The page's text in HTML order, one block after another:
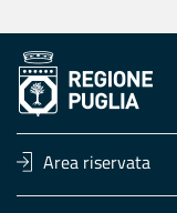
Area riservata